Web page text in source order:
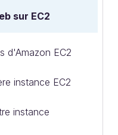
sur EC2
d'Amazon EC2
instance EC2
instance